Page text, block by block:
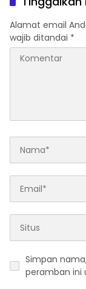
Alamat email
wajib ditandai *
Simpan
peramban ini